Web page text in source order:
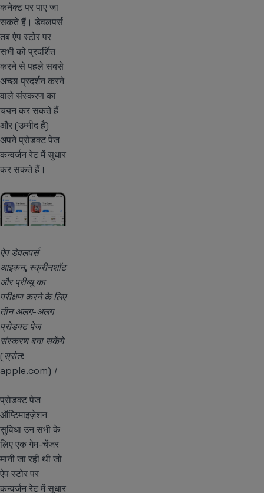
कनेक्ट पर पाए जा
सकते हैं। डेवलपर्स
तब ऐप स्टोर पर
सभी को प्रदर्शित
करने से पहले सबसे
अच्छा प्रदर्शन करने
वाले संस्करण का
चयन कर सकते हैं
और (उम्मीद है)
अपने प्रोडक्ट पेज
कन्वर्जन रेट में सुधार
कर सकते हैं।
ऐप डेवलपर्स
आइकन, स्क्रीनशॉट
और प्रीव्यू का
परीक्षण करने के लिए
तीन अलग-अलग
प्रोडक्ट पेज
संस्करण बना सकेंगे
(स्रोत:
apple.com)।
प्रोडक्ट पेज
ऑप्टिमाइज़ेशन
सुविधा उन सभी के
लिए एक गेम-चेंजर
मानी जा रही थी जो
ऐप स्टोर पर
कन्वर्जन रेट में सुधार